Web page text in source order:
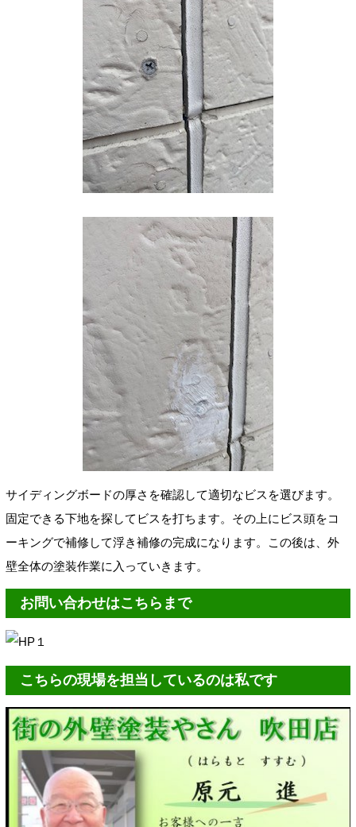
サイディングボードの厚さを確認して適切なビスを選びます。
固定できる下地を探してビスを打ちます。その上にビス頭をコ
ーキングで補修して浮き補修の完成になります。この後は、外
壁全体の塗装作業に入っていきます。
お問い合わせはこちらまで
こちらの現場を担当しているのは私です